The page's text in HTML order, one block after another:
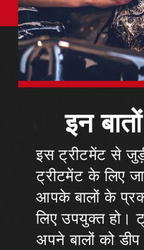
इन
इस ट्रीटमेंट से
ट्रीटमेंट के लिए
आपके बालों के
लिए उपयुक्त हो।
अपने बालों को